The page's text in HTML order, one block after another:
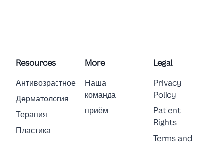
Resources
Антивозрастное
Дерматология
Терапия
Пластика
More
Наша
команда
приём
Legal
Privacy
Policy
Patient
Rights
Terms and